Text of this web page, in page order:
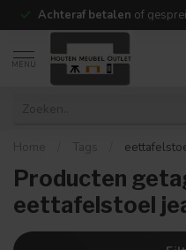
Achteraf betalen of
MENU
Home Tags
Producten
eettafelstoel